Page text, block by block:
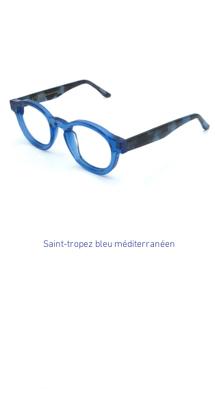
Saint-tropez bleu méditerranéen